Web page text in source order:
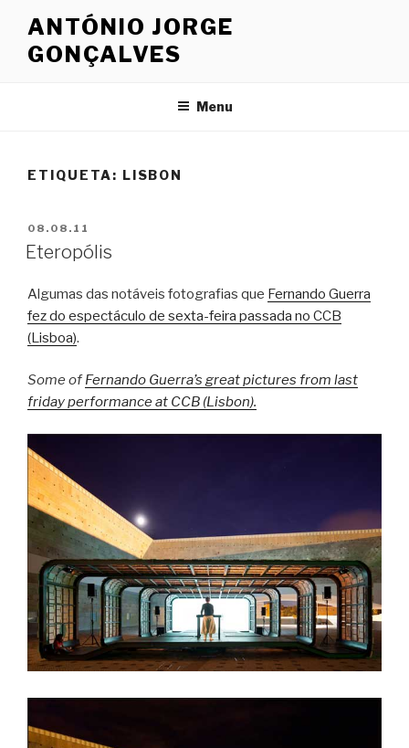
ANTÓNIO JORGE
GONÇALVES
Menu
ETIQUETA: LISBON
PUBLICADO
EM
08.08.11
Eteropólis
Algumas das notáveis fotografias que Fernando Guerra
fez do espectáculo de sexta-feira passada no CCB
(Lisboa).
Some ofFernando Guerra’s great pictures from last
friday performance at CCB (Lisbon).